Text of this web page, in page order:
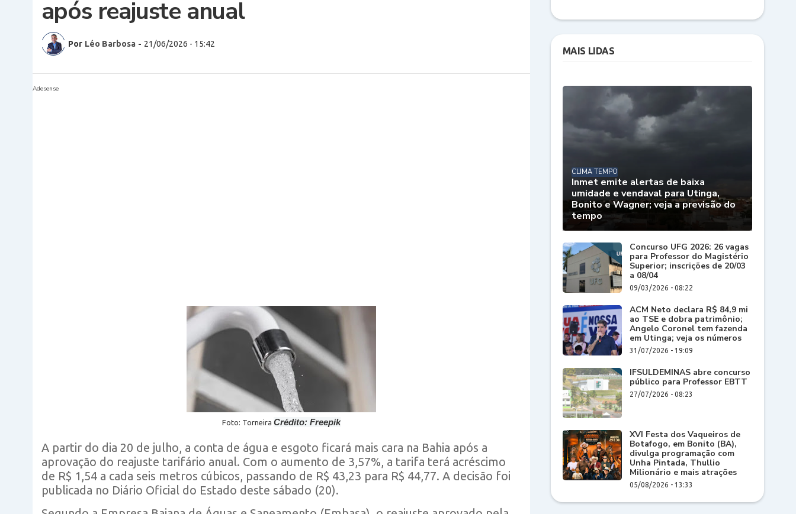
após reajuste anual
Por Léo Barbosa - 21/06/2026 - 15:42
Adesense
Foto: Torneira Crédito: Freepik
A partir do dia 20 de julho, a conta de água e esgoto ficará mais cara na Bahia após a
aprovação do reajuste tarifário anual. Com o aumento de 3,57%, a tarifa terá acréscimo
de R$ 1,54 a cada seis metros cúbicos, passando de R$ 43,23 para R$ 44,77. A decisão foi
publicada no Diário Oficial do Estado deste sábado (20).
MAIS LIDAS
CLIMA TEMPO
Inmet emite alertas de baixa
umidade e vendaval para Utinga,
Bonito e Wagner; veja a previsão do
tempo
Concurso UFG 2026: 26 vagas
para Professor do Magistério
Superior; inscrições de 20/03
a 08/04
09/03/2026 - 08:22
ACM Neto declara R$ 84,9 mi
ao TSE e dobra patrimônio;
Angelo Coronel tem fazenda
em Utinga; veja os números
31/07/2026 - 19:09
IFSULDEMINAS abre concurso
público para Professor EBTT
27/07/2026 - 08:23
XVI Festa dos Vaqueiros de
Botafogo, em Bonito (BA),
divulga programação com
Unha Pintada, Thullio
Milionário e mais atrações
05/08/2026 - 13:33